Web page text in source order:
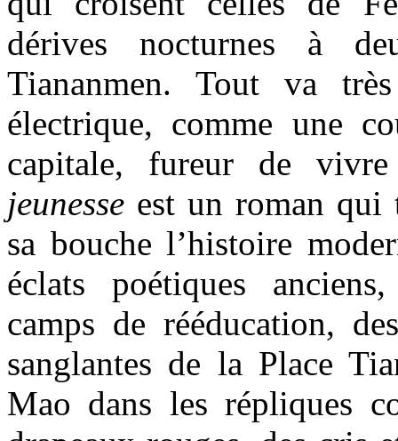
dérives nocturnes à
Tiananmen. Tout va
électrique, comme une
capitale, fureur de
jeunesse est un roman qui
sa bouche l’histoire
éclats poétiques
camps de rééducation,
sanglantes de la Place
Mao dans les répliques